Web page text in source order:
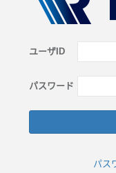
ユーザID
パスワード
パス